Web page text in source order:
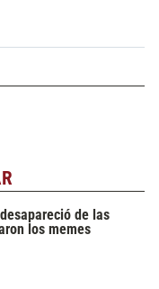
de las
los memes